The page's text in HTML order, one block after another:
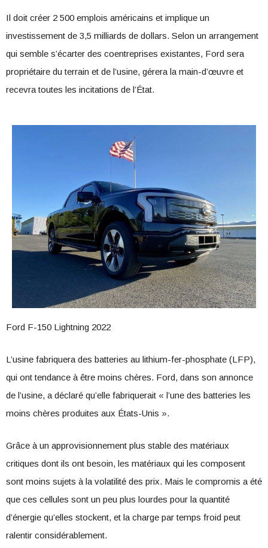
Il doit créer 2 500 emplois américains et implique un
investissement de 3,5 milliards de dollars. Selon un arrangement
qui semble s’écarter des coentreprises existantes, Ford sera
propriétaire du terrain et de l’usine, gérera la main-d’œuvre et
recevra toutes les incitations de l’État.
Ford F-150 Lightning 2022
L’usine fabriquera des batteries au lithium-fer-phosphate (LFP),
qui ont tendance à être moins chères. Ford, dans son annonce
de l’usine, a déclaré qu’elle fabriquerait « l’une des batteries les
moins chères produites aux États-Unis ».
Grâce à un approvisionnement plus stable des matériaux
critiques dont ils ont besoin, les matériaux qui les composent
sont moins sujets à la volatilité des prix. Mais le compromis a été
que ces cellules sont un peu plus lourdes pour la quantité
d’énergie qu’elles stockent, et la charge par temps froid peut
ralentir considérablement.